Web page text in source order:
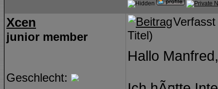
Xcen
junior member
Geschlecht:
Titel)
Hallo Manfred,